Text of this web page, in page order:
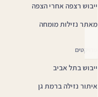
ייבוש רצפה אחרי הצפה
מאתר נזילות מומחה
פרויקטים
ייבוש בתל אביב
איתור נזילה ברמת גן